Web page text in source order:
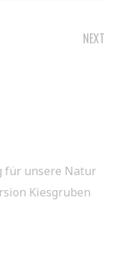
NEXT
für unsere Natur
Kiesgruben